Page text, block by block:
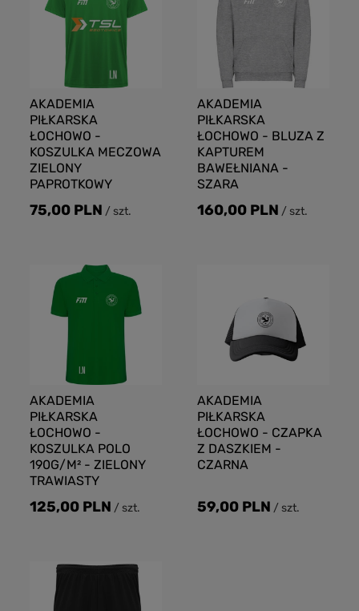
AKADEMIA
PIŁKARSKA
ŁOCHOWO -
KOSZULKA MECZOWA
ZIELONY
PAPROTKOWY
75,00 PLN /szt.
AKADEMIA
PIŁKARSKA
ŁOCHOWO - BLUZA Z
KAPTUREM
BAWEŁNIANA -
SZARA
160,00 PLN /szt.
AKADEMIA
PIŁKARSKA
ŁOCHOWO -
KOSZULKA POLO
190G/M² - ZIELONY
TRAWIASTY
125,00 PLN /szt.
AKADEMIA
PIŁKARSKA
ŁOCHOWO - CZAPKA
Z DASZKIEM -
CZARNA
59,00 PLN /szt.